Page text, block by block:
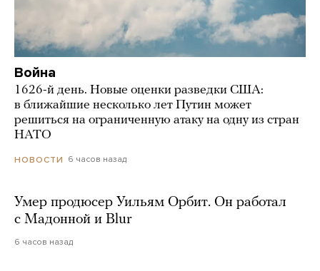
Война
1626-й день. Новые оценки разведки США:
в ближайшие несколько лет Путин может
решиться на ограниченную атаку на одну из стран
НАТО
НОВОСТИ 6 часов назад
Умер продюсер Уильям Орбит. Он работал
с Мадонной и Blur
6 часов назад